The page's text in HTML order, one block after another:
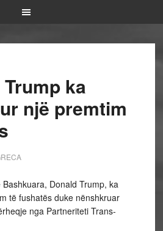
ka
një premtim
Donald Trump, ka
të fushatës duke nënshkruar
nga Partneriteti Trans-